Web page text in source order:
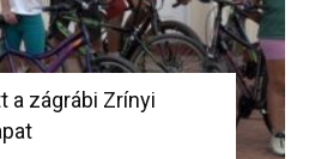
a zágrábi Zrínyi